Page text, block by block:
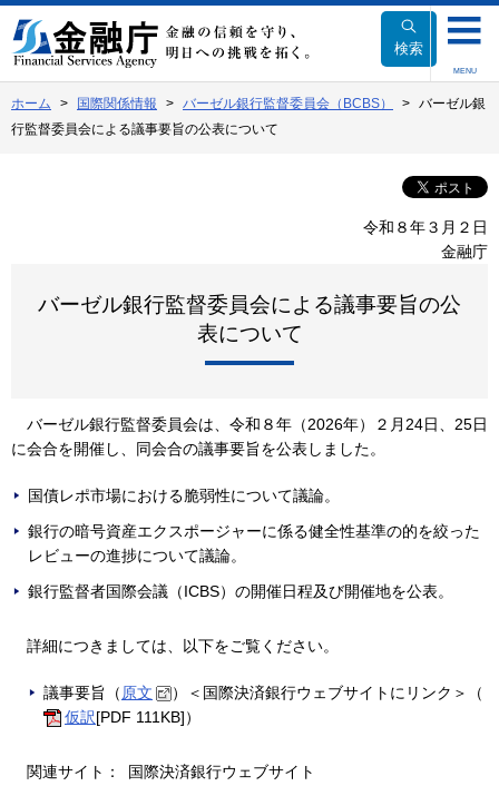
文
へ
動
検索
MENU
ホーム 国際関係情報 バーゼル銀行監督委員会（BCBS）
バーゼル銀
行監督委員会による議事要旨の公表について
令和８年３月２日
金融庁
バーゼル銀行監督委員会による議事要旨の公
表について
バーゼル銀行監督委員会は、令和８年（2026年）２月24日、25日
に会合を開催し、同会合の議事要旨を公表しました。
国債レポ市場における脆弱性について議論。
銀行の暗号資産エクスポージャーに係る健全性基準の的を絞った
レビューの進捗について議論。
銀行監督者国際会議（ICBS）の開催日程及び開催地を公表。
詳細につきましては、以下をご覧ください。
議事要旨（ 原文
）＜国際決済銀行ウェブサイトにリンク＞（
仮訳[PDF 111KB]）
関連サイト：
国際決済銀行ウェブサイト